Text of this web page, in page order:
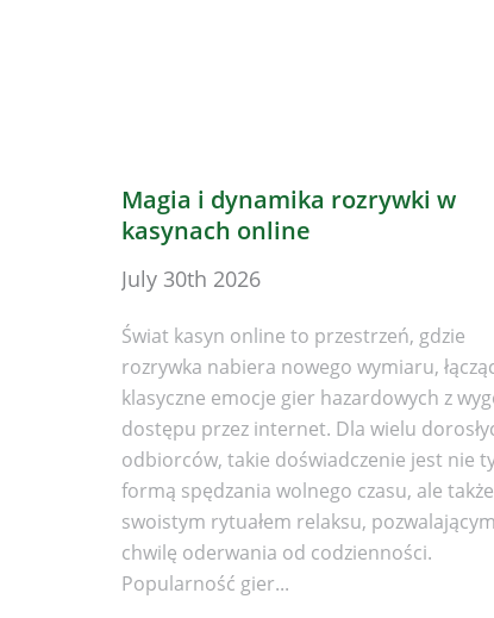
Magia i dynamika rozrywki w
kasynach online
July 30th 2026
Świat kasyn online to przestrzeń, gdzie
rozrywka nabiera nowego wymiaru,
klasyczne emocje gier hazardowych z
dostępu przez internet. Dla wielu
odbiorców, takie doświadczenie jest nie
formą spędzania wolnego czasu, ale także
swoistym rytuałem relaksu,
chwilę oderwania od codzienności.
Popularność gier...